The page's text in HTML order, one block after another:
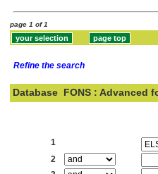
page 1 of 1
Refine the search
Database FONS : Advanced
1
2